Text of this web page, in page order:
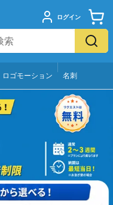
ログイン
ロゴモーション 名刺